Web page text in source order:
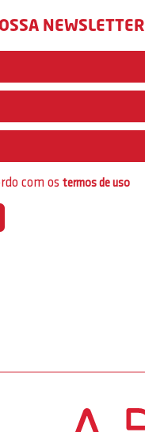
NEWSLETTER
com ostermos de uso